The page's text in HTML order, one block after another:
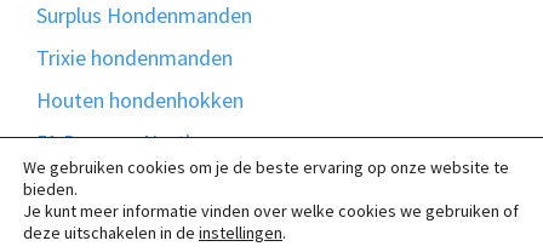
Surplus Hondenmanden
Trixie hondenmanden
Houten hondenhokken
51 Degrees North
Bontmand
Madison Friends
We gebruiken cookies om je de beste ervaring op onze website te
bieden.
Je kunt meer informatie vinden over welke cookies we gebruiken of
deze uitschakelen in de instellingen.